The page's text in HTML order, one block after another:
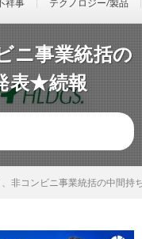
祥事 テクノロジー/製品
ニ事業統括の
表★続報
、非コンビニ事業統括の中間